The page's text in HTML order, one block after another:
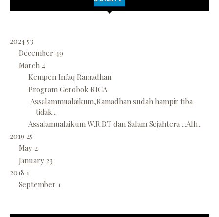
2024 53
December 49
March 4
Kempen Infaq Ramadhan
Program Gerobok RICA
Assalammualaikum,Ramadhan sudah hampir tiba
tidak...
Assalamualaikum W.R.B.T dan Salam Sejahtera ...Alh...
2019 25
May 2
January 23
2018 1
September 1